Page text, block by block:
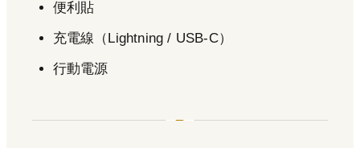
便利貼
充電線（Lightning / USB-C）
行動電源